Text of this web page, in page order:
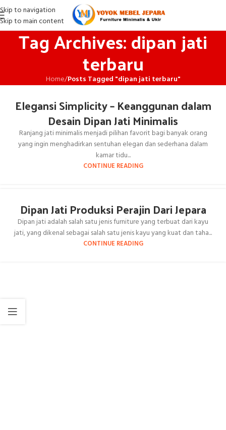
Skip to navigation
Skip to main content
Tag Archives: dipan jati
terbaru
Home/Posts Tagged "dipan jati terbaru"
Elegansi Simplicity – Keanggunan dalam
Desain Dipan Jati Minimalis
Ranjang jati minimalis menjadi pilihan favorit bagi banyak orang
yang ingin menghadirkan sentuhan elegan dan sederhana dalam
kamar tidu...
CONTINUE READING
Dipan Jati Produksi Perajin Dari Jepara
Dipan jati adalah salah satu jenis furniture yang terbuat dari kayu
jati, yang dikenal sebagai salah satu jenis kayu yang kuat dan taha...
CONTINUE READING